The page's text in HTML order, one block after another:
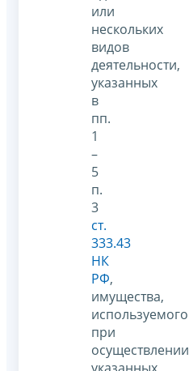
или
нескольких
видов
деятельности,
указанных
в
пп.
1
–
5
п.
3
ст.
333.43
НК
РФ,
имущества,
используемого
при
осуществлении